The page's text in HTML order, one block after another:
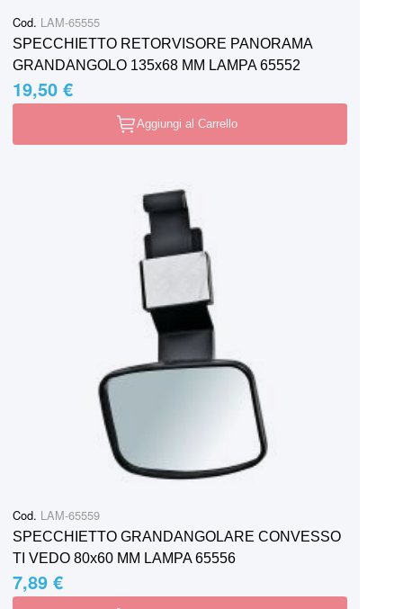
Cod. LAM-65555
SPECCHIETTO RETORVISORE PANORAMA
GRANDANGOLO 135x68 MM LAMPA 65552
19,50 €
Aggiungi al Carrello
Cod. LAM-65559
SPECCHIETTO GRANDANGOLARE CONVESSO
TI VEDO 80x60 MM LAMPA 65556
7,89 €